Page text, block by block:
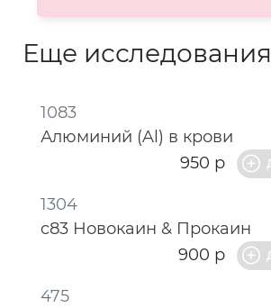
Еще исследования
1083
Алюминий (Al) в крови
950 р
1304
c83 Новокаин & Прокаин
900 р
475